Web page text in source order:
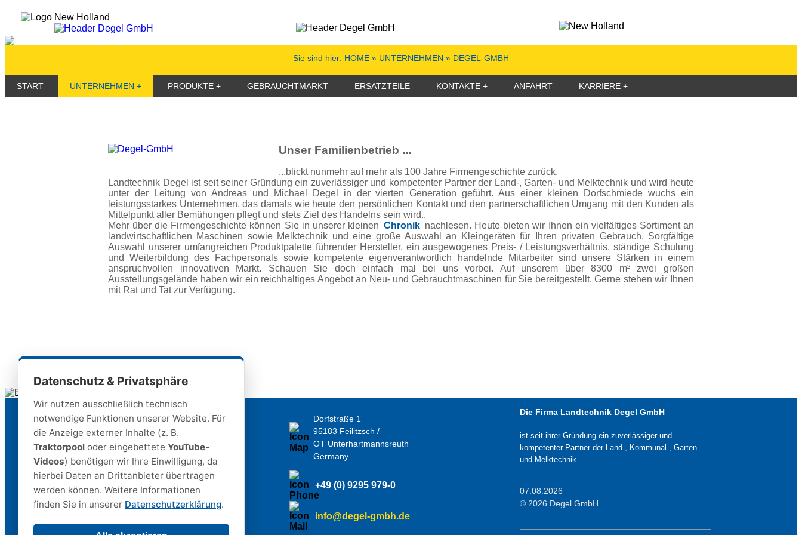
Sie sind hier: HOME » UNTERNEHMEN » DEGEL-GMBH
START UNTERNEHMEN PRODUKTE GEBRAUCHTMARKT ERSATZTEILE KONTAKTE ANFAHRT KARRIERE
Unser Familienbetrieb ...
...blickt nunmehr auf mehr als 100 Jahre Firmengeschichte zurück.
Landtechnik Degel ist seit seiner Gründung ein zuverlässiger und kompetenter Partner der Land-, Garten- und Melktechnik und wird heute
unter der Leitung von Andreas und Michael Degel in der vierten Generation geführt. Aus einer kleinen Dorfschmiede wuchs ein
leistungsstarkes Unternehmen, das damals wie heute den persönlichen Kontakt und den partnerschaftlichen Umgang mit den Kunden als
Mittelpunkt aller Bemühungen pflegt und stets Ziel des Handelns sein wird..
Mehr über die Firmengeschichte können Sie in unserer kleinen Chronik nachlesen. Heute bieten wir Ihnen ein vielfältiges Sortiment an
landwirtschaftlichen Maschinen sowie Melktechnik und eine große Auswahl an Kleingeräten für Ihren privaten Gebrauch. Sorgfältige
Auswahl unserer umfangreichen Produktpalette führender Hersteller, ein ausgewogenes Preis- / Leistungsverhältnis, ständige Schulung
und Weiterbildung des Fachpersonals sowie kompetente eigenverantwortlich handelnde Mitarbeiter sind unsere Stärken in einem
anspruchvollen innovativen Markt. Schauen Sie doch einfach mal bei uns vorbei. Auf unserem über 8300 m² zwei großen
Ausstellungsgelände haben wir ein reichhaltiges Angebot an Neu- und Gebrauchtmaschinen für Sie bereitgestellt. Gerne stehen wir Ihnen
mit Rat und Tat zur Verfügung.
Start · Ansprechpartner
Datenschutz · Impressum · AGB
Dorfstraße 1
95183 Feilitzsch /
OT Unterhartmannsreuth
Germany
+49 (0) 9295 979-0
info@degel-gmbh.de
Die Firma Landtechnik Degel GmbH
ist seit ihrer Gründung ein zuverlässiger und
kompetenter Partner der Land-, Kommunal-, Garten-
und Melktechnik.
07.08.2026
© 2026 Degel GmbH
Datenschutz & Privatsphäre
Wir nutzen ausschließlich technisch
notwendige Funktionen unserer Website. Für
die Anzeige externer Inhalte (z. B.
Traktorpool oder eingebettete YouTube-
Videos) benötigen wir Ihre Einwilligung, da
hierbei Daten an Drittanbieter übertragen
werden können. Weitere Informationen
finden Sie in unserer Datenschutzerklärung.